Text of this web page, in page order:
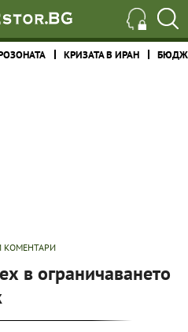
КРИЗАТА В ИРАН
в ограничаването